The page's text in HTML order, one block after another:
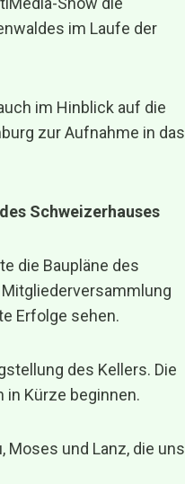
im Laufe der
im Hinblick auf die
zur Aufnahme in das
Schweizerhauses
die Baupläne des
Erfolge sehen.
des Kellers. Die
Kürze beginnen.
Moses und Lanz, die uns